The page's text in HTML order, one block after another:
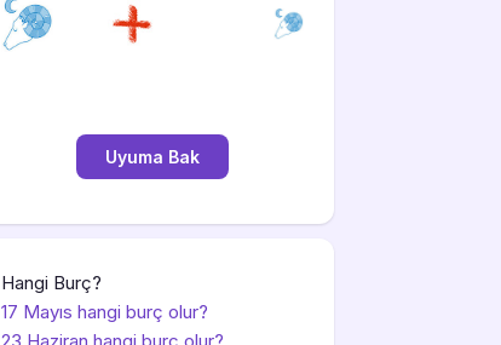
Hangi Burç?
17 Mayıs hangi burç olur?